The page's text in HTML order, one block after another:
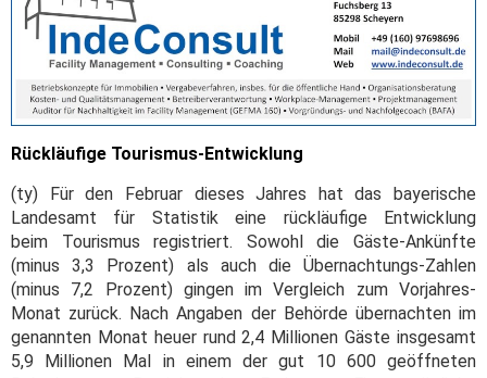
Rückläufige Tourismus-Entwicklung
(ty) Für den Februar dieses Jahres hat das bayerische
Landesamt für Statistik eine rückläufige Entwicklung
beim Tourismus registriert. Sowohl die Gäste-Ankünfte
(minus 3,3 Prozent) als auch die Übernachtungs-Zahlen
(minus 7,2 Prozent) gingen im Vergleich zum Vorjahres-
Monat zurück. Nach Angaben der Behörde übernachten im
genannten Monat heuer rund 2,4 Millionen Gäste insgesamt
5,9 Millionen Mal in einem der gut 10 600 geöffneten